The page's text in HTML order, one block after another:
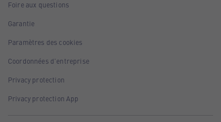
Foire aux questions
Garantie
Paramètres des cookies
Coordonnées d'entreprise
Privacy protection
Privacy protection App